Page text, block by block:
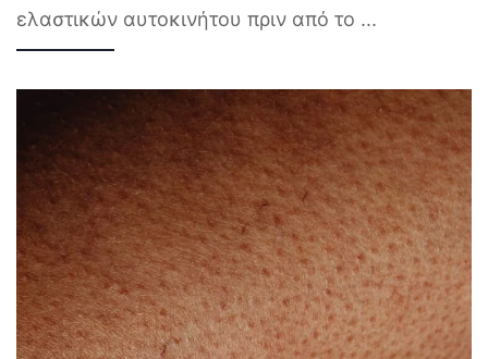
ελαστικών αυτοκινήτου πριν από το ...